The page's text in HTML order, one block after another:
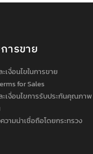
ารขาย
เงื่อนไขในการขาย
for Sales
เงื่อนไขการรับประกันคุณภาพ
วามน่าเชื่อถือโดยกระทรวง